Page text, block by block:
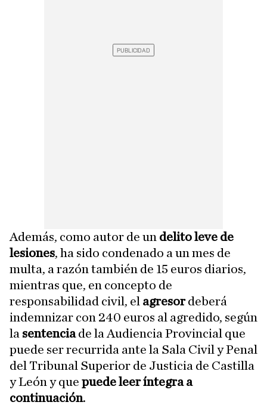
Además, como autor de un delito leve de
lesiones, ha sido condenado a un mes de
multa, a razón también de 15 euros diarios,
mientras que, en concepto de
responsabilidad civil, el agresordeberá
indemnizar con 240 euros al agredido, según
la sentenciade la Audiencia Provincial que
puede ser recurrida ante la Sala Civil y Penal
del Tribunal Superior de Justicia de Castilla
y León y que puede leer íntegra a
continuación.